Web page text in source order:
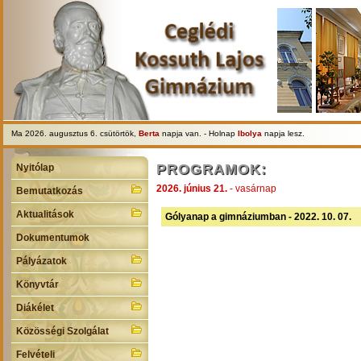
Ma 2026. augusztus 6. csütörtök, Berta napja van. - Holnap Ibolya napja lesz.
Nyitólap
Bemutatkozás
Aktualitások
Dokumentumok
Pályázatok
Könyvtár
Diákélet
Közösségi Szolgálat
Felvételi
PROGRAMOK:
2026. június 21. - vasárnap
Gólyanap a gimnáziumban - 2022. 10. 07.